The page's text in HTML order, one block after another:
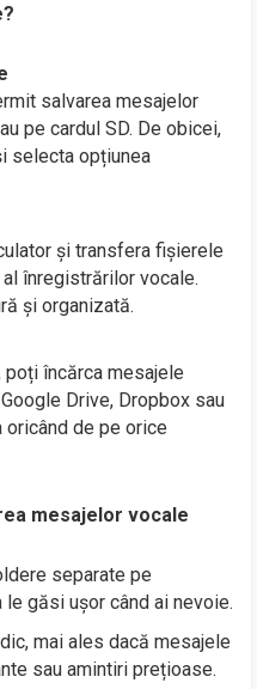
salvarea mesajelor
pe cardul SD. De obicei,
selecta opțiunea
și transfera fișierele
înregistrărilor vocale.
și organizată.
încărca mesajele
Drive, Dropbox sau
de pe orice
mesajelor vocale
separate pe
găsi ușor când ai nevoie.
mai ales dacă mesajele
sau amintiri prețioase.